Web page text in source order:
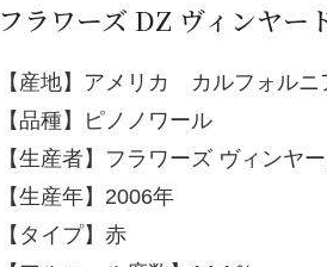
フラワーズ DZ ヴィンヤー
【産地】アメリカ カルフォルニ
【品種】ピノノワール
【生産者】フラワーズ ヴィンヤ
【生産年】2006年
【タイプ】赤